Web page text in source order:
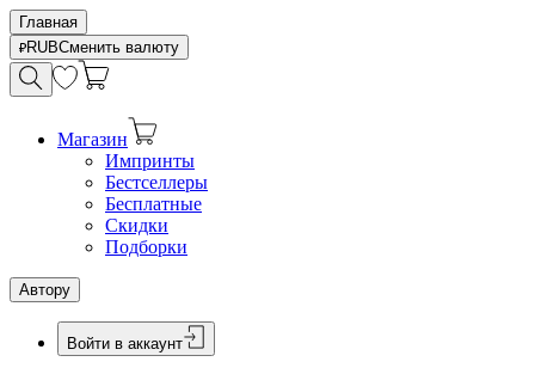
Главная
RUBСменить валюту
Магазин
Импринты
Бестселлеры
Бесплатные
Скидки
Подборки
Автору
Войти в аккаунт